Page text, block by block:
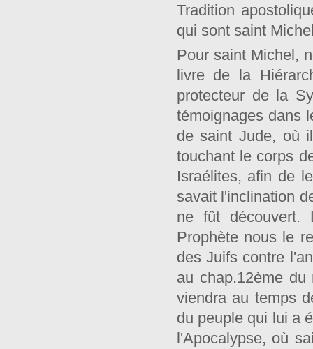
Tradition
qui sont saint
Pour saint Michel,
livre de la
protecteur de la
témoignages dans
de saint Jude, où
touchant le corps
Israélites, afin de
savait l'inclination
ne fût découvert.
Prophète nous le
des Juifs contre
au chap.12ème
viendra au temps
du peuple qui lui a
l'Apocalypse, où